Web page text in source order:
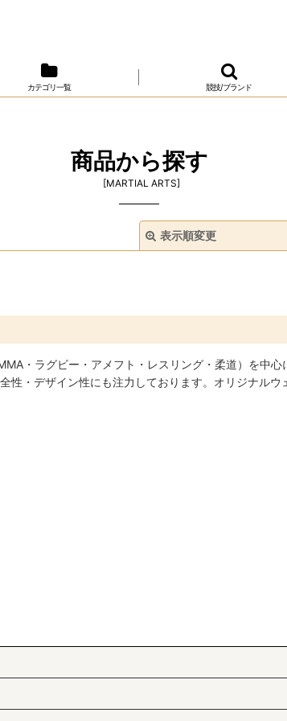
カテゴリ一覧 競技/ブランド
商品から探す
[MARTIAL ARTS]
表示順変更
絞り込む
・ラグビー・アメフト・レスリング・柔道）を中
・デザイン性にも注力しております。オリジナルウ